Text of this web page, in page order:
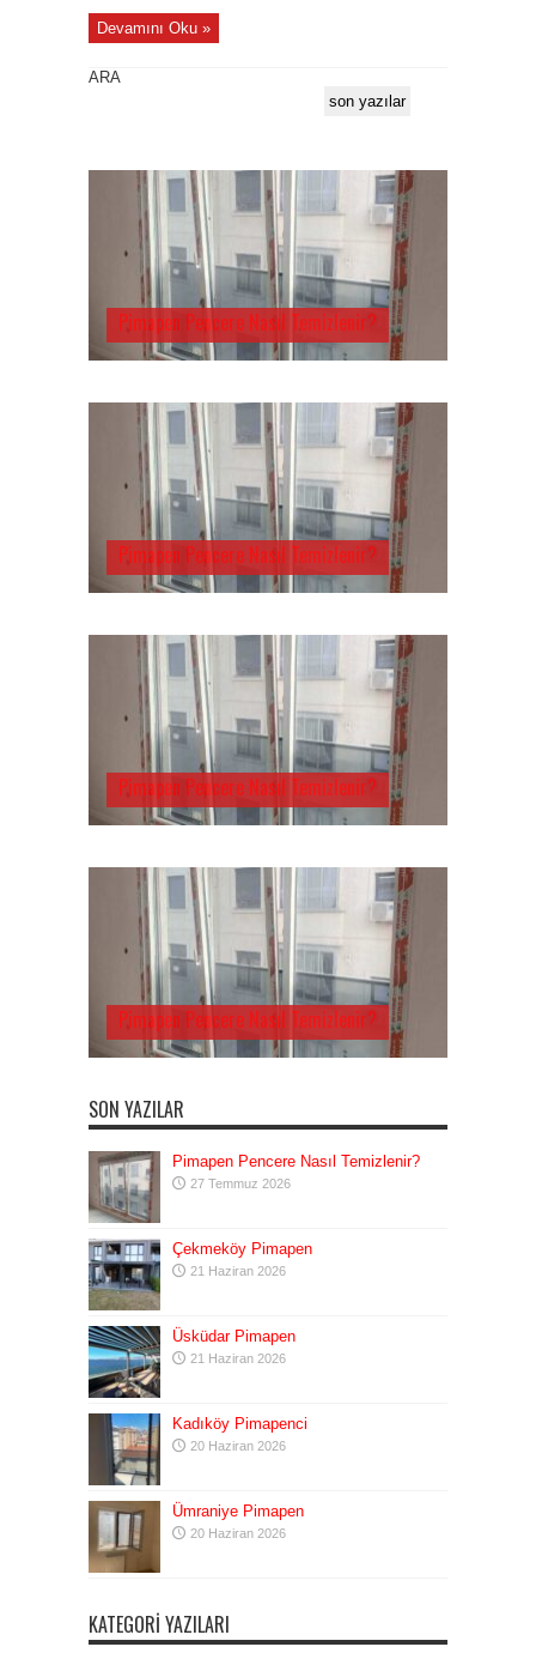
Devamını Oku »
ARA
son yazılar
Pimapen Pencere Nasıl Temizlenir?
Pimapen Pencere Nasıl Temizlenir?
Pimapen Pencere Nasıl Temizlenir?
Pimapen Pencere Nasıl Temizlenir?
SON YAZILAR
Pimapen Pencere Nasıl Temizlenir?
27 Temmuz 2026
Çekmeköy Pimapen
21 Haziran 2026
Üsküdar Pimapen
21 Haziran 2026
Kadıköy Pimapenci
20 Haziran 2026
Ümraniye Pimapen
20 Haziran 2026
KATEGORI YAZILARI